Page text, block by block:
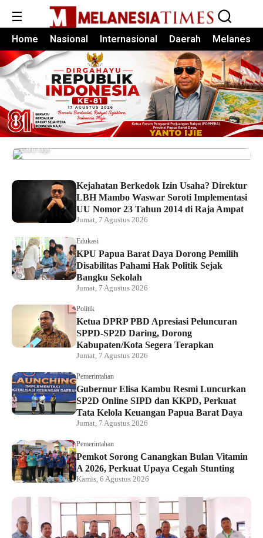
☰
Home Nasional Internasional Daerah Melanesia
Pemkot Sorong Salurkan Alsintan kepada
Kelompok Tani, Dorong Produktivitas dan
Ketahanan Pangan
Baru saja
Kejahatan Berkedok Izin Usaha? Direktur
LBH Mambo Waswar Soroti Implementasi
UU Nomor 23 Tahun 2014 di Raja Ampat
Jumat, 7 Agustus 2026
Edukasi
KPU Papua Barat Daya Dorong Pemilih
Disabilitas Pahami Hak Politik Sejak
Bangku Sekolah
Jumat, 7 Agustus 2026
Politik
Ketua DPRP PBD Apresiasi Peluncuran
SPPD-SP2D Daring, Dorong
Kabupaten/Kota Segera Terapkan
Jumat, 7 Agustus 2026
Pemerintahan
Gubernur Elisa Kambu Resmi Luncurkan
SP2D Online SIPD dan KKPD, Perkuat
Tata Kelola Keuangan Papua Barat Daya
Jumat, 7 Agustus 2026
Pemerintahan
Pemkot Sorong Canangkan Bulan Vitamin
A 2026, Perkuat Upaya Cegah Stunting
Kamis, 6 Agustus 2026